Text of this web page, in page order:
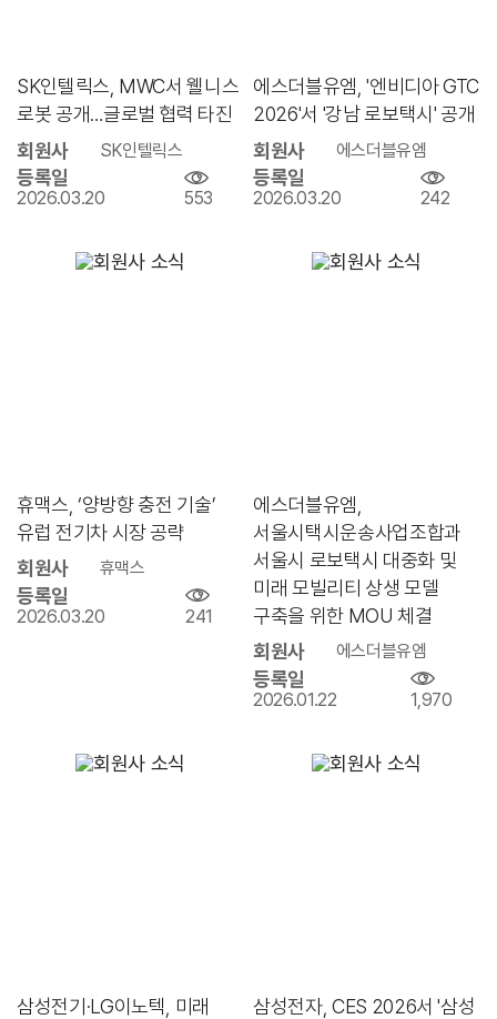
SK인텔릭스, MWC서 웰니스
로봇 공개…글로벌 협력 타진
회원사
SK인텔릭스
등록일
2026.03.20 553
에스더블유엠, '엔비디아 GTC
2026'서 '강남 로보택시' 공개
회원사
에스더블유엠
등록일
2026.03.20 242
휴맥스, ‘양방향 충전 기술’
유럽 전기차 시장 공략
회원사
휴맥스
등록일
2026.03.20 241
에스더블유엠,
서울시택시운송사업조합과
서울시 로보택시 대중화 및
미래 모빌리티 상생 모델
구축을 위한 MOU 체결
회원사
에스더블유엠
등록일
2026.01.22 1,970
삼성전기·LG이노텍, 미래
삼성전자, CES 2026서 '삼성